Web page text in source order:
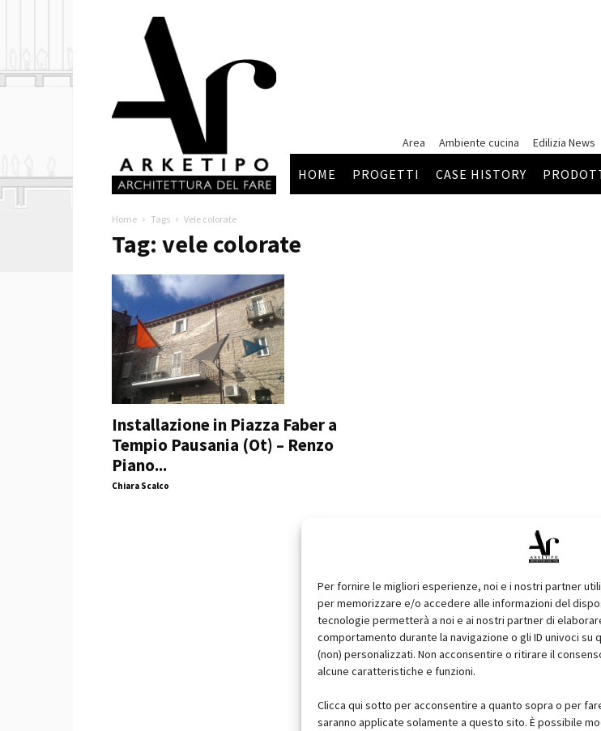
Per fornire le migliori esperienze, noi e i nostri partner
per memorizzare e/o accedere alle informazioni del
tecnologie permetterà a noi e ai nostri partner di
comportamento durante la navigazione o gli ID univoci su
(non) personalizzati. Non acconsentire o ritirare il
alcune caratteristiche e funzioni.
Clicca qui sotto per acconsentire a quanto sopra o per
saranno applicate solamente a questo sito. È possibile
Arketipo
Area
Ambiente cucina Edilizia News
HOME PROGETTI CASE HISTORY
Home Tags Vele colorate
Tag: vele colorate
Installazione in Piazza Faber a
Tempio Pausania (Ot) – Renzo
Piano...
Chiara Scalco